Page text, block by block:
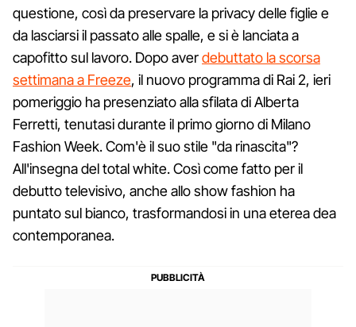
questione, così da preservare la privacy delle figlie e
da lasciarsi il passato alle spalle, e si è lanciata a
capofitto sul lavoro. Dopo averdebuttato la scorsa
settimana a Freeze, il nuovo programma di Rai 2, ieri
pomeriggio ha presenziato alla sfilata di Alberta
Ferretti, tenutasi durante il primo giorno di Milano
Fashion Week. Com'è il suo stile "da rinascita"?
All'insegna del total white. Così come fatto per il
debutto televisivo, anche allo show fashion ha
puntato sul bianco, trasformandosi in una eterea dea
contemporanea.